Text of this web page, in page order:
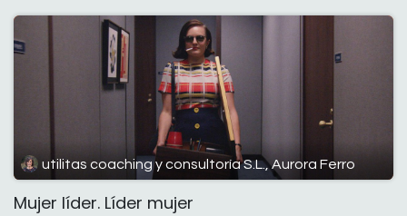
utilitas coaching y consultoría S.L., Aurora Ferro
Mujer líder. Líder mujer